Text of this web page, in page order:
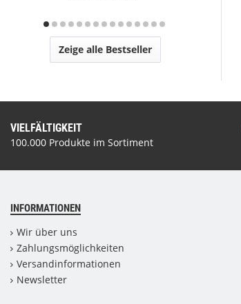
Zeige alle Bestseller
VIELFÄLTIGKEIT
100.000 Produkte im Sortiment
INFORMATIONEN
Wir über uns
Zahlungsmöglichkeiten
Versandinformationen
Newsletter